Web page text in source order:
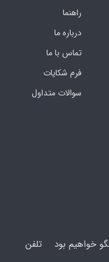
راهنما
درباره ما
تماس با ما
فرم‌ شکایات
سوالات متداول
خواهیم بود تلفن